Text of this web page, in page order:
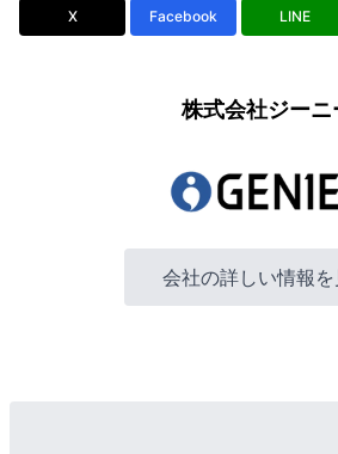
X Facebook LINE
株式会社ジーニ
会社の詳しい情報を